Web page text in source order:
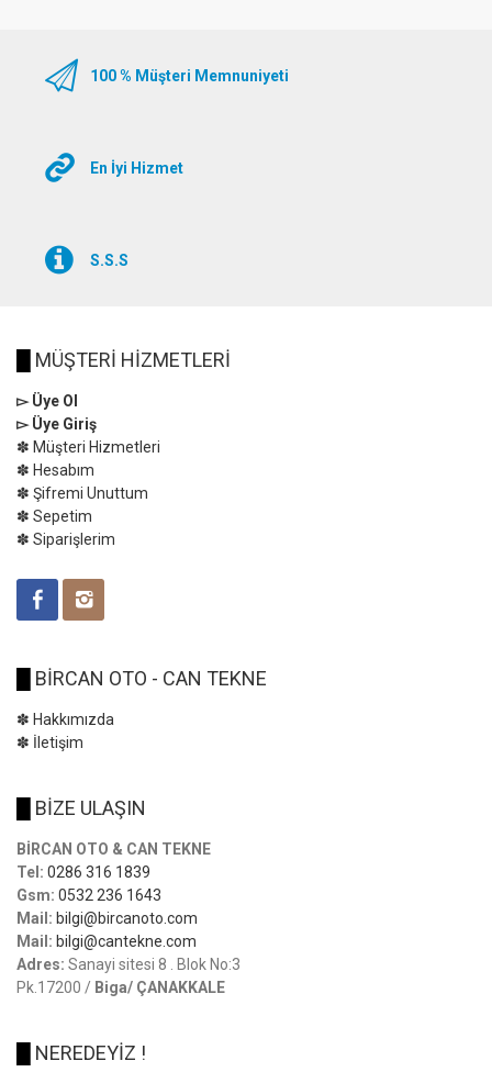
100 % Müşteri Memnuniyeti
En İyi Hizmet
S.S.S
MÜŞTERİ HİZMETLERİ
▻ Üye Ol
▻ Üye Giriş
✽ Müşteri Hizmetleri
✽ Hesabım
✽ Şifremi Unuttum
✽ Sepetim
✽ Siparişlerim
BİRCAN OTO - CAN TEKNE
✽ Hakkımızda
✽ İletişim
BİZE ULAŞIN
BİRCAN OTO & CAN TEKNE
Tel: 0286 316 1839
Gsm: 0532 236 1643
Mail: bilgi@bircanoto.com
Mail: bilgi@cantekne.com
Adres: Sanayi sitesi 8 . Blok No:3
Pk.17200 / Biga/ ÇANAKKALE
NEREDEYİZ !